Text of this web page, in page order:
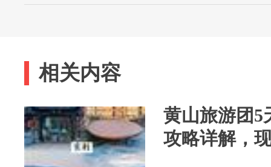
相关内容
黄山旅游团5
攻略详解，